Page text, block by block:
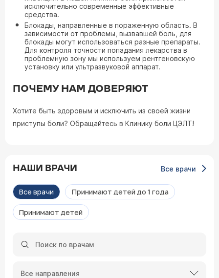
исключительно современные эффективные
средства.
Блокады, направленные в пораженную область. В
зависимости от проблемы, вызвавшей боль, для
блокады могут использоваться разные препараты.
Для контроля точности попадания лекарства в
проблемную зону мы используем рентгеновскую
установку или ультразвуковой аппарат.
ПОЧЕМУ НАМ ДОВЕРЯЮТ
Хотите быть здоровым и исключить из своей жизни
приступы боли? Обращайтесь в Клинику боли ЦЭЛТ!
НАШИ ВРАЧИ Все врачи
Все врачи Принимают детей до 1 года
Принимают детей
Все направления